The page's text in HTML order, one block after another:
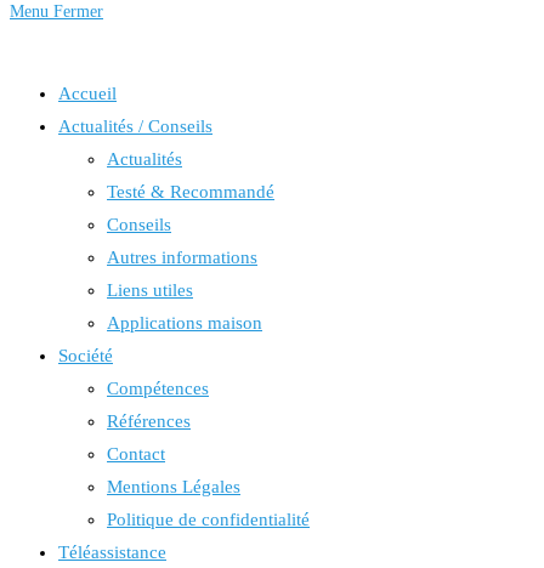
Menu Fermer
Accueil
Actualités / Conseils
Actualités
Testé & Recommandé
Conseils
Autres informations
Liens utiles
Applications maison
Société
Compétences
Références
Contact
Mentions Légales
Politique de confidentialité
Téléassistance